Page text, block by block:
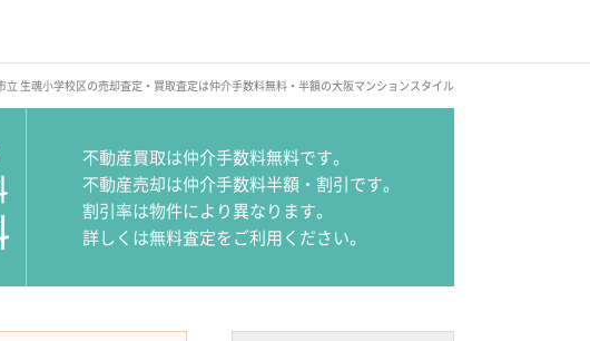
立 生魂小学校区の売却査定・買取査定は仲介手数料無料・半額の大阪マンションスタイル
不動産買取は仲介手数料無料です。
不動産売却は仲介手数料半額・割引です。
割引率は物件により異なります。
詳しくは無料査定をご利用ください。